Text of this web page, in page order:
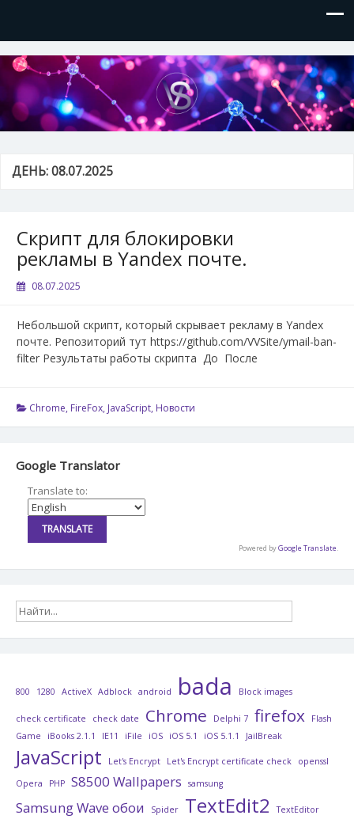
VVSite
Кое-что обо мне и о технологиях, которые я использую.
ДЕНЬ:08.07.2025
Скрипт для блокировки
рекламы в Yandex почте.
08.07.2025
Небольшой скрипт, который скрывает рекламу в Yandex
почте. Репозиторий тут https://github.com/VVSite/ymail-ban-
filter Результаты работы скрипта До После
Chrome, FireFox, JavaScript, Новости
Google Translator
Translate to:
Powered byGoogle Translate.
800 1280 ActiveX Adblock android bada Block images
check certificate check date Chrome Delphi 7 firefox
Flash
Game
iBooks 2.1.1 IE11 iFile iOS iOS 5.1 iOS 5.1.1 JailBreak
JavaScript Let's Encrypt Let's Encrypt certificate check
openssl
Opera
PHP S8500 Wallpapers samsung
Samsung Wave обои Spider TextEdit2 TextEditor